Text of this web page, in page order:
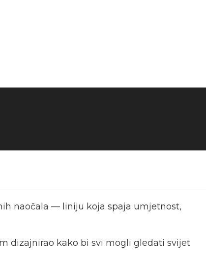
naočala — liniju koja spaja umjetnost,
dizajnirao kako bi svi mogli gledati svijet